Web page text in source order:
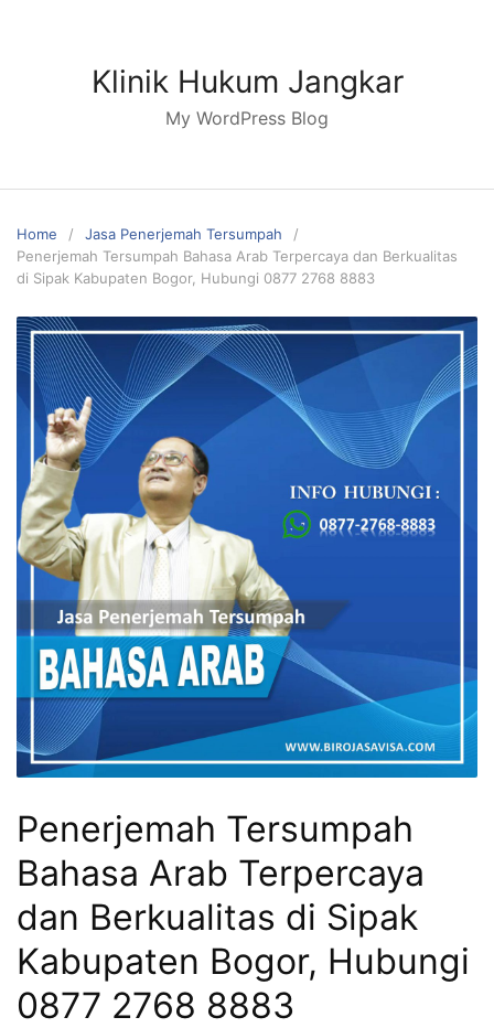
Klinik Hukum Jangkar
My WordPress Blog
Home
Jasa Penerjemah Tersumpah
Penerjemah Tersumpah Bahasa Arab Terpercaya dan Berkualitas
di Sipak Kabupaten Bogor, Hubungi 0877 2768 8883
Penerjemah Tersumpah
Bahasa Arab Terpercaya
dan Berkualitas di Sipak
Kabupaten Bogor, Hubungi
0877 2768 8883